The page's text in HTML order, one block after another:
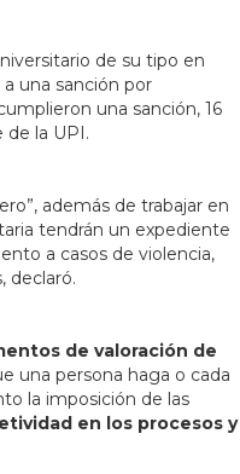
de su tipo en
una sanción por
una sanción, 16
la UPI.
además de trabajar en
tendrán un expediente
a casos de violencia,
declaró.
de valoración de
una persona haga o cada
la imposición de las
en los procesos y